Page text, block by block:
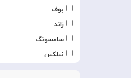
بوف
زاند
سامسونگ
نیلکین